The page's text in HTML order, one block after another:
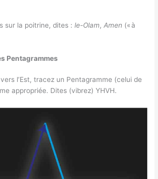
sur la poitrine, dites :le-Olam,Amen (« à
Pentagrammes
l’Est, tracez un Pentagramme (celui de
appropriée. Dites (vibrez) YHVH.